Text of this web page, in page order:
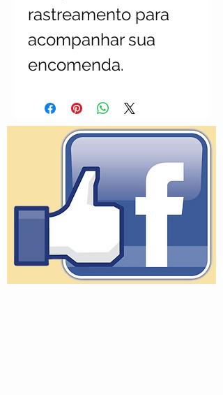
rastreamento para
acompanhar sua
encomenda.